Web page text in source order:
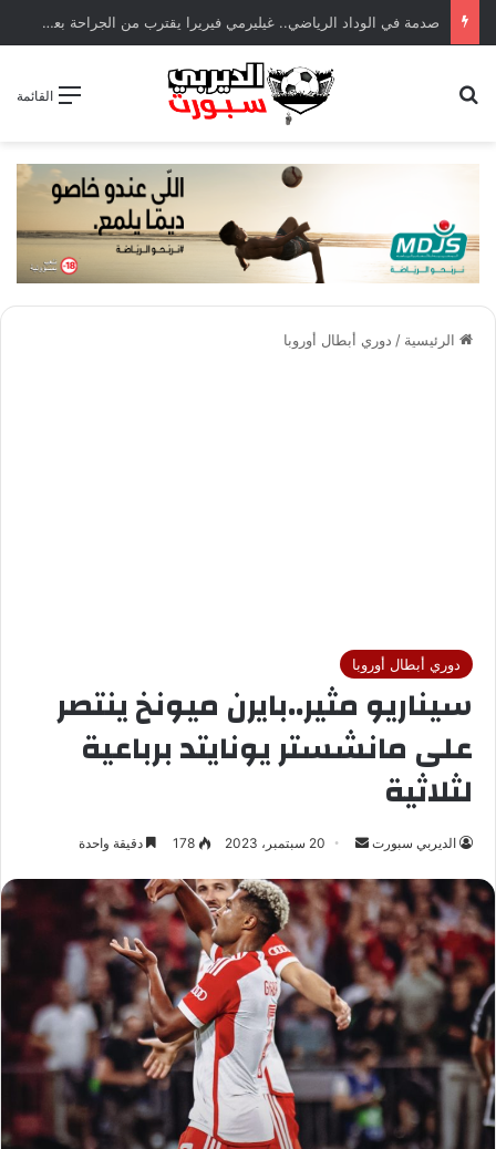
صدمة في الوداد الرياضي.. غيليرمي فيريرا يقترب من الجراحة بعد قطع في الرباط الصليبي
القائمة
الرئيسية / دوري أبطال أوروبا
دوري أبطال أوروبا
سيناريو مثير..بايرن ميونخ ينتصر
على مانشستر يونايتد برباعية
لثلاثية
الديربي سبورت
س
ل
ب
ي
د
إ
ل
ك
20 سبتمبر، 2023 178 دقيقة واحدة